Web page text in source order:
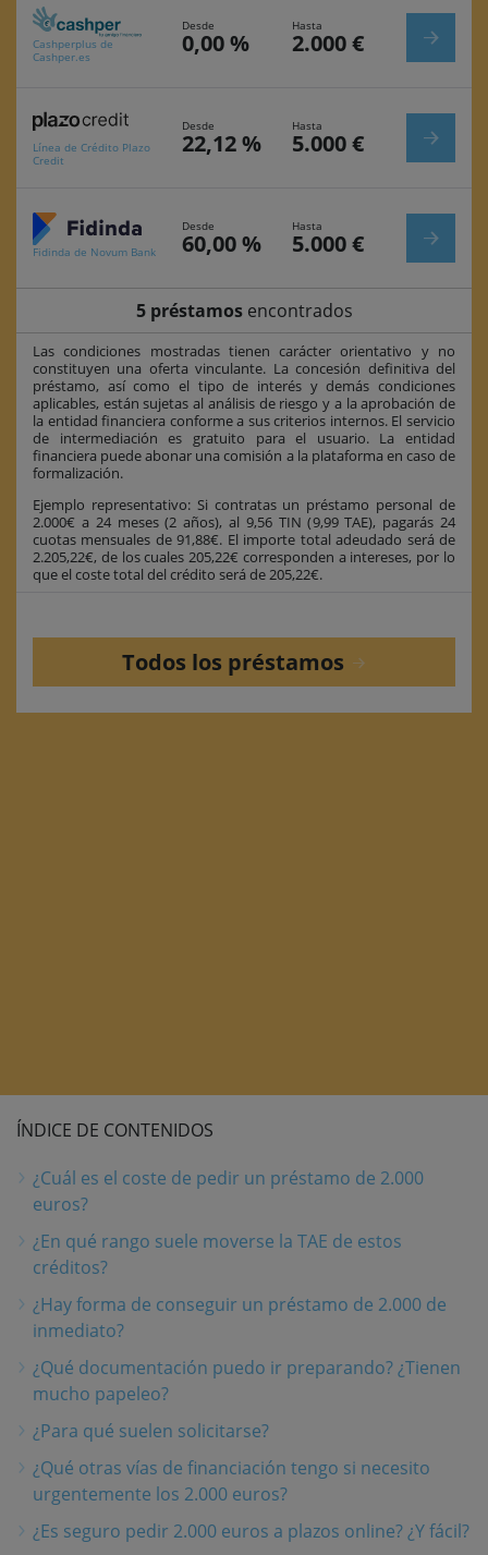
5 préstamosencontrados
Las condiciones mostradas tienen carácter orientativo y no
constituyen una oferta vinculante. La concesión definitiva del
préstamo, así como el tipo de interés y demás condiciones
aplicables, están sujetas al análisis de riesgo y a la aprobación de
la entidad financiera conforme a sus criterios internos. El servicio
de intermediación es gratuito para el usuario. La entidad
financiera puede abonar una comisión a la plataforma en caso de
formalización.
Ejemplo representativo: Si contratas un préstamo personal de
2.000€ a 24 meses (2 años), al 9,56 TIN (9,99 TAE), pagarás 24
cuotas mensuales de 91,88€. El importe total adeudado será de
2.205,22€, de los cuales 205,22€ corresponden a intereses, por lo
que el coste total del crédito será de 205,22€.
Cashperplus de
Cashper.es
Desde
0,00 %
Hasta
2.000 €
Línea de Crédito Plazo
Credit
Desde
22,12 %
Hasta
5.000 €
Fidinda de Novum Bank
Desde
60,00 %
Hasta
5.000 €
Todos los préstamos
ÍNDICE DE CONTENIDOS
¿Cuál es el coste de pedir un préstamo de 2.000
euros?
¿En qué rango suele moverse la TAE de estos
créditos?
¿Hay forma de conseguir un préstamo de 2.000 de
inmediato?
¿Qué documentación puedo ir preparando? ¿Tienen
mucho papeleo?
¿Para qué suelen solicitarse?
¿Qué otras vías de financiación tengo si necesito
urgentemente los 2.000 euros?
¿Es seguro pedir 2.000 euros a plazos online? ¿Y fácil?